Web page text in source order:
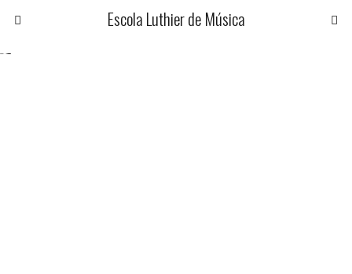
Escola Luthier de Música